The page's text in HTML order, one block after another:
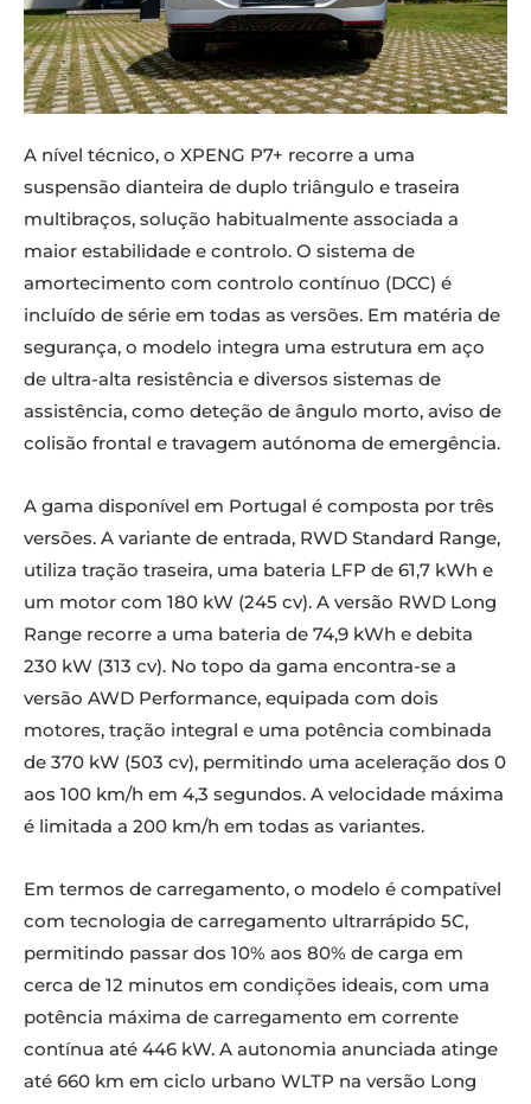
A nível técnico, o XPENG P7+ recorre a uma
suspensão dianteira de duplo triângulo e traseira
multibraços, solução habitualmente associada a
maior estabilidade e controlo. O sistema de
amortecimento com controlo contínuo (DCC) é
incluído de série em todas as versões. Em matéria de
segurança, o modelo integra uma estrutura em aço
de ultra-alta resistência e diversos sistemas de
assistência, como deteção de ângulo morto, aviso de
colisão frontal e travagem autónoma de emergência.
A gama disponível em Portugal é composta por três
versões. A variante de entrada, RWD Standard Range,
utiliza tração traseira, uma bateria LFP de 61,7 kWh e
um motor com 180 kW (245 cv). A versão RWD Long
Range recorre a uma bateria de 74,9 kWh e debita
230 kW (313 cv). No topo da gama encontra-se a
versão AWD Performance, equipada com dois
motores, tração integral e uma potência combinada
de 370 kW (503 cv), permitindo uma aceleração dos 0
aos 100 km/h em 4,3 segundos. A velocidade máxima
é limitada a 200 km/h em todas as variantes.
Em termos de carregamento, o modelo é compatível
com tecnologia de carregamento ultrarrápido 5C,
permitindo passar dos 10% aos 80% de carga em
cerca de 12 minutos em condições ideais, com uma
potência máxima de carregamento em corrente
contínua até 446 kW. A autonomia anunciada atinge
até 660 km em ciclo urbano WLTP na versão Long